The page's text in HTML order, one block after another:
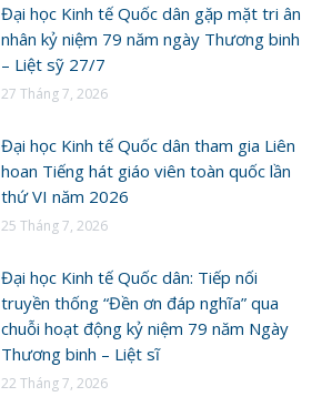
Đại học Kinh tế Quốc dân gặp mặt tri ân
nhân kỷ niệm 79 năm ngày Thương binh
– Liệt sỹ 27/7
27 Tháng 7, 2026
Đại học Kinh tế Quốc dân tham gia Liên
hoan Tiếng hát giáo viên toàn quốc lần
thứ VI năm 2026
25 Tháng 7, 2026
Đại học Kinh tế Quốc dân: Tiếp nối
truyền thống “Đền ơn đáp nghĩa” qua
chuỗi hoạt động kỷ niệm 79 năm Ngày
Thương binh – Liệt sĩ
22 Tháng 7, 2026